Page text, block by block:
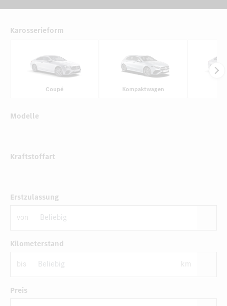
Karosserieform
Coupé Kompaktwagen
Modelle
Kraftstoffart
Erstzulassung
von
Kilometerstand
bis km
Preis